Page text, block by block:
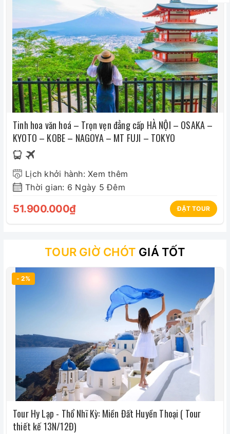
Tinh hoa văn hoá – Trọn vẹn đẳng cấp HÀ NỘI – OSAKA –
KYOTO – KOBE – NAGOYA – MT FUJI – TOKYO
Lịch khởi hành: Xem thêm
Thời gian: 6 Ngày 5 Đêm
51.900.000₫ ĐẶT TOUR
TOUR GIỜ CHÓT GIÁ TỐT
- 2%
Tour Hy Lạp - Thổ Nhĩ Kỳ: Miền Đất Huyền Thoại ( Tour
thiết kế 13N/12Đ)